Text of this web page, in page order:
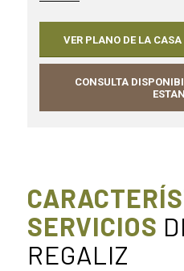
VER PLANO DE LA CASA
CONSULTA
SERVICIOS
REGALIZ